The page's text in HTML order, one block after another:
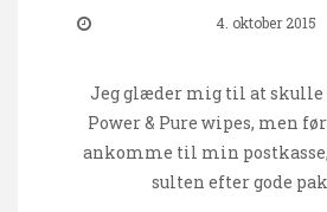
4. oktober 2015
Jeg glæder mig til at skulle
Power & Pure wipes, men
ankomme til min
sulten efter gode